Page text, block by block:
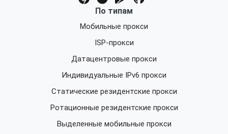
По типам
Мобильные прокси
ISP-прокси
Датацентровые прокси
Индивидуальные IPv6 прокси
Статические резидентские прокси
Ротационные резидентские прокси
Выделенные мобильные прокси